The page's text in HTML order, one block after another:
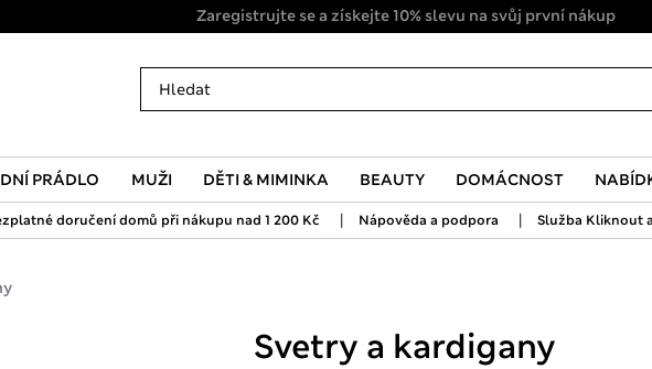
Zaregistrujte se a získejte 10% slevu na svůj první nákup
PRÁDLO MUŽI DĚTI & MIMINKA BEAUTY DOMÁCNOST
doručení domů při nákupu nad 1 200 Kč | Nápověda a podpora | Služba Kliknout
Svetry a kardigany